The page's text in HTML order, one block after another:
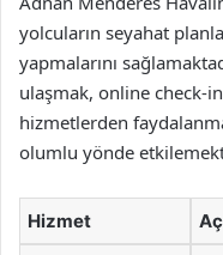
yolcuların seyahat
yapmalarını
ulaşmak, online check-
hizmetlerden
olumlu yönde
Hizmet